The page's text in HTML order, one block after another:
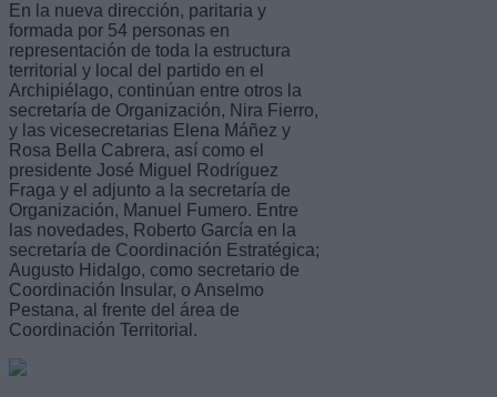
En la nueva dirección, paritaria y
formada por 54 personas en
representación de toda la estructura
territorial y local del partido en el
Archipiélago, continúan entre otros la
secretaría de Organización, Nira Fierro,
y las vicesecretarias Elena Máñez y
Rosa Bella Cabrera, así como el
presidente José Miguel Rodríguez
Fraga y el adjunto a la secretaría de
Organización, Manuel Fumero. Entre
las novedades, Roberto García en la
secretaría de Coordinación Estratégica;
Augusto Hidalgo, como secretario de
Coordinación Insular, o Anselmo
Pestana, al frente del área de
Coordinación Territorial.